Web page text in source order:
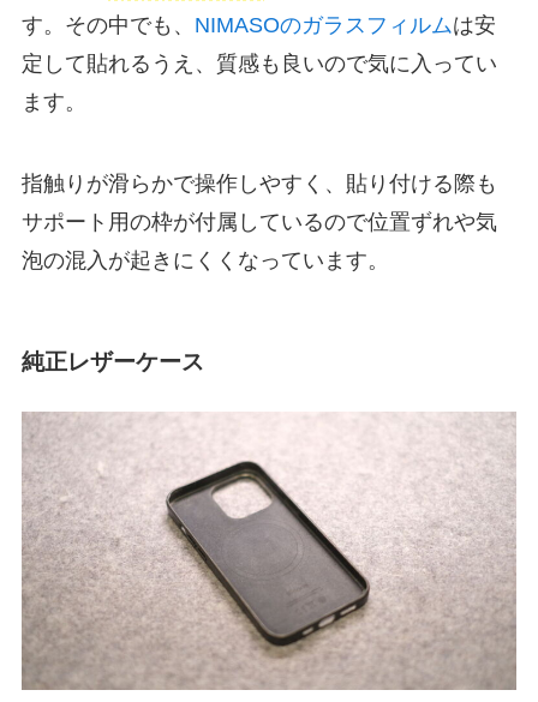
す。その中でも、 NIMASOのガラスフィルムは安
定して貼れるうえ、質感も良いので気に入ってい
ます。
指触りが滑らかで操作しやすく、貼り付ける際も
サポート用の枠が付属しているので位置ずれや気
泡の混入が起きにくくなっています。
純正レザーケース